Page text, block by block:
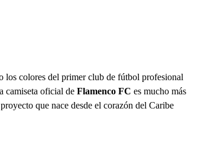
los colores del primer club de fútbol profesional
camiseta oficial de Flamenco FC es mucho más
que nace desde el corazón del Caribe